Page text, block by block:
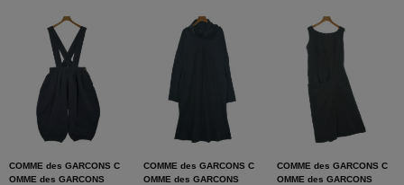
COMME des GARCONS C
OMME des GARCONS
COMME des GARCONS C
OMME des GARCONS
COMME des GARCONS C
OMME des GARCONS